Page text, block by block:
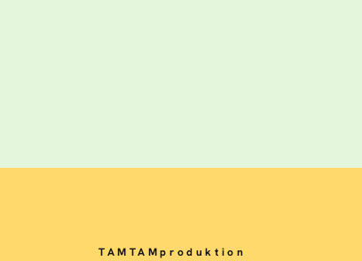
TAMTAMproduktion